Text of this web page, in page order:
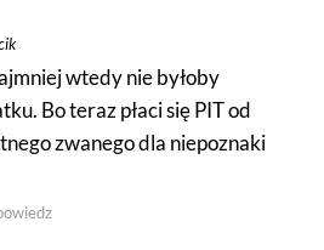
wtedy nie byłoby
Bo teraz płaci się PIT od
zwanego dla niepoznaki